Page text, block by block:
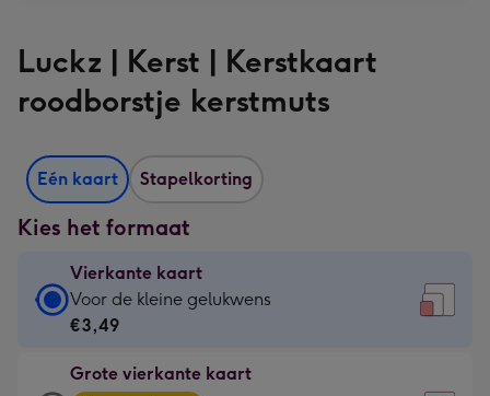
Luckz | Kerst | Kerstkaart
roodborstje kerstmuts
Eén kaart Stapelkorting
Kies het formaat
Vierkante kaart
Vierkante
kaart
€3,49
Voor de kleine gelukwens
€3,49
Grote vierkante kaart